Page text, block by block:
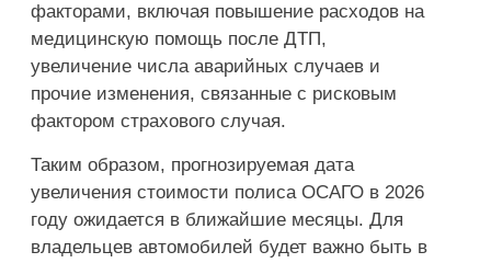
факторами, включая повышение расходов на
медицинскую помощь после ДТП,
увеличение числа аварийных случаев и
прочие изменения, связанные с рисковым
фактором страхового случая.
Таким образом, прогнозируемая дата
увеличения стоимости полиса ОСАГО в 2026
году ожидается в ближайшие месяцы. Для
владельцев автомобилей будет важно быть в